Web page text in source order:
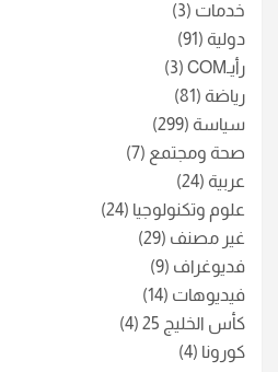
خدمات (3)
دولية (91)
رأيـCOM
(3)
رياضة (81)
سياسة (299)
صحة ومجتمع (7)
عربية (24)
علوم وتكنولوجيا (24)
غير مصنف (29)
فديوغراف (9)
فيديوهات (14)
كأس الخليج 25
(4)
كورونا (4)